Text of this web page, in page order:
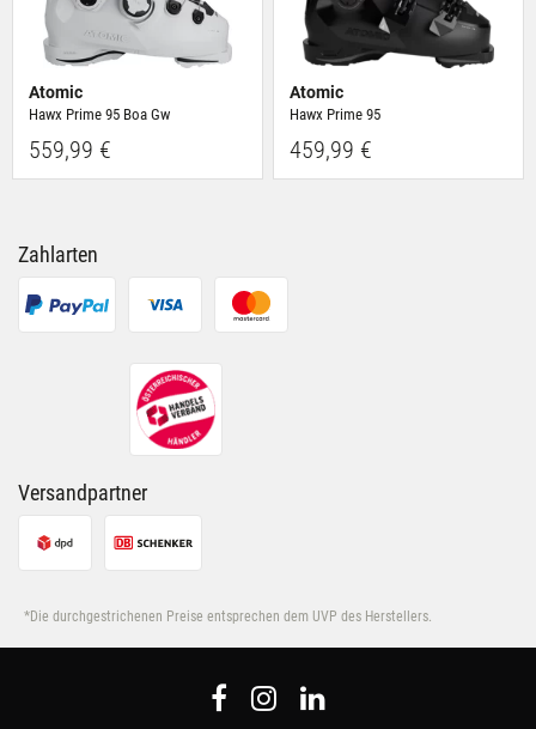
Atomic
Hawx Prime 95 Boa Gw
559,99 €
Atomic
Hawx Prime 95
459,99 €
Zahlarten
Versandpartner
*Die durchgestrichenen Preise entsprechen dem UVP des Herstellers.